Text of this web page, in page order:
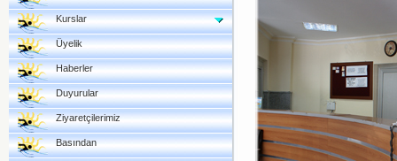
Kurslar
Üyelik
Haberler
Duyurular
Ziyaretçilerimiz
Basından